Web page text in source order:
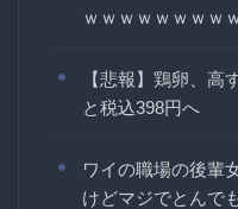
ｗｗｗｗｗｗｗｗ
【悲報】鶏卵、
と税込398円へ
ワイの職場の後輩
けどマジでとんで